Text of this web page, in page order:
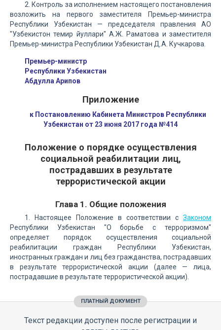
2. Контроль за исполнением настоящего постановления
возложить на первого заместителя Премьер-министра
Республики Узбекистан — председателя правления АО
"Узбекистон темир йуллари" А.Ж. Раматова и заместителя
Премьер-министра Республики Узбекистан Д.А. Кучкарова.
Премьер-министр
Республики Узбекистан
Абдулла Арипов
Приложение
к Постановлению Кабинета Министров Республики
Узбекистан от 23 июня 2017 года №414
Положение о порядке осуществления
социальной реабилитации лиц,
пострадавших в результате
террористической акции
Глава 1. Общие положения
1. Настоящее Положение в соответствии с Законом
Республики Узбекистан "О борьбе с терроризмом"
определяет порядок осуществления социальной
реабилитации граждан Республики Узбекистан,
иностранных граждан и лиц без гражданства, пострадавших
в результате террористической акции (далее — лица,
пострадавшие в результате террористической акции).
ПЛАТНЫЙ ДОКУМЕНТ
Текст редакции доступен после регистрации и